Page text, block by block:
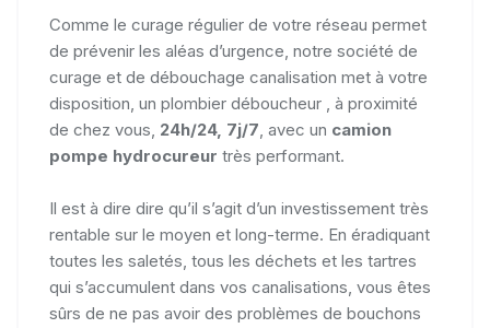
Comme le curage régulier de votre réseau permet
de prévenir les aléas d’urgence, notre société de
curage et de débouchage canalisation met à votre
disposition, un plombier déboucheur , à proximité
de chez vous, 24h/24, 7j/7, avec un camion
pompe hydrocureur très performant.
Il est à dire dire qu’il s’agit d’un investissement très
rentable sur le moyen et long-terme. En éradiquant
toutes les saletés, tous les déchets et les tartres
qui s’accumulent dans vos canalisations, vous êtes
sûrs de ne pas avoir des problèmes de bouchons